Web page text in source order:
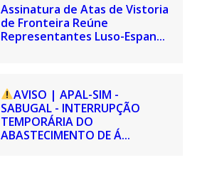
Assinatura de Atas de Vistoria
de Fronteira Reúne
Representantes Luso-Espan...
AVISO | APAL-SIM -
SABUGAL - INTERRUPÇÃO
TEMPORÁRIA DO
ABASTECIMENTO DE Á...